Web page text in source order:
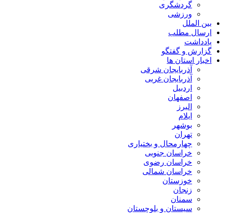
گردشگری
ورزشی
بین الملل
ارسال مطلب
یادداشت
گزارش و گفتگو
اخبار استان ها
آذربایجان شرقی
آذربایجان غربی
اردبیل
اصفهان
البرز
ایلام
بوشهر
تهران
چهارمحال و بختیاری
خراسان جنوبی
خراسان رضوی
خراسان شمالی
خوزستان
زنجان
سمنان
سیستان و بلوچستان